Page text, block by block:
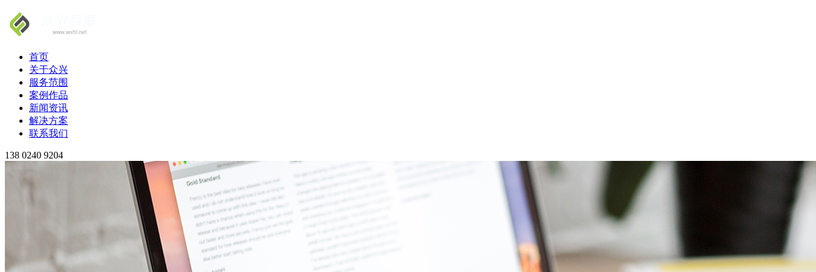
首页
关于众兴
服务范围
案例作品
新闻资讯
解决方案
联系我们
138 0240 9204